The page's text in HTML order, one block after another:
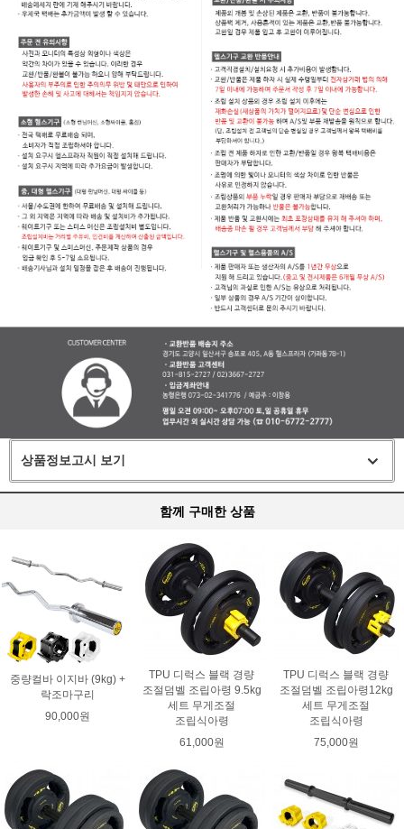
상품정보고시 보기
함께 구매한 상품
중량컬바 이지바 (9kg) +
락조마구리
90,000원
TPU 디럭스 블랙 경량
조절덤벨 조립아령 9.5kg
세트 무게조절
조립식아령
61,000원
TPU 디럭스 블랙 경량
조절덤벨 조립아령12kg
세트 무게조절
조립식아령
75,000원